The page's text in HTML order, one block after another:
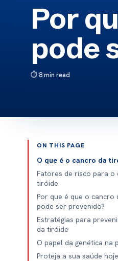
Por
pode
8 min read
ON THIS PAGE
O que é o cancro da
Fatores de risco para o
tiróide
Por que é que o cancro
pode ser prevenido?
Estratégias para
da tiróide
O papel da genética na
Proteja a sua saúde hoje